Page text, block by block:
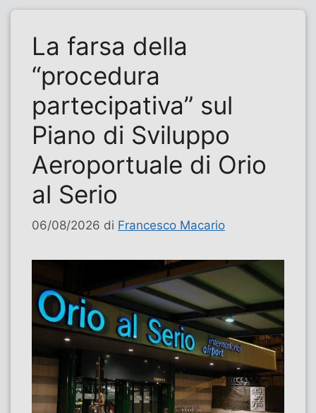
La farsa della
“procedura
partecipativa” sul
Piano di Sviluppo
Aeroportuale di Orio
al Serio
06/08/2026 di Francesco Macario